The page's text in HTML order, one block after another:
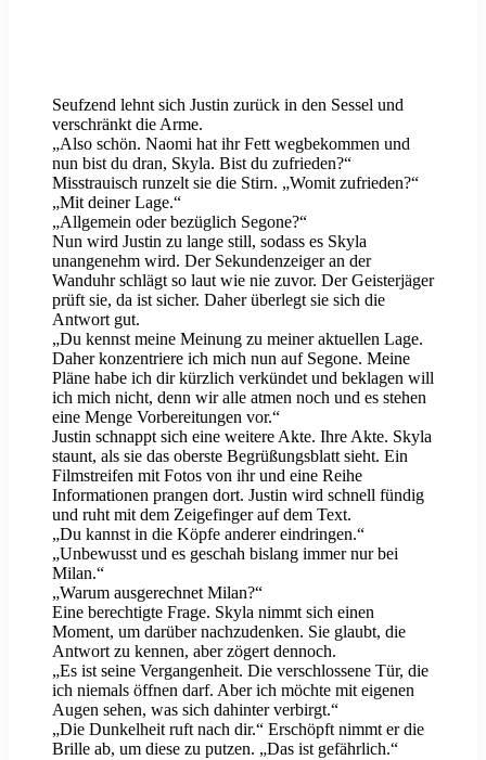
Seufzend lehnt sich Justin zurück in den Sessel und
verschränkt die Arme.
„Also schön. Naomi hat ihr Fett wegbekommen und
nun bist du dran, Skyla. Bist du zufrieden?“
Misstrauisch runzelt sie die Stirn. „Womit zufrieden?“
„Mit deiner Lage.“
„Allgemein oder bezüglich Segone?“
Nun wird Justin zu lange still, sodass es Skyla
unangenehm wird. Der Sekundenzeiger an der
Wanduhr schlägt so laut wie nie zuvor. Der Geisterjäger
prüft sie, da ist sicher. Daher überlegt sie sich die
Antwort gut.
„Du kennst meine Meinung zu meiner aktuellen Lage.
Daher konzentriere ich mich nun auf Segone. Meine
Pläne habe ich dir kürzlich verkündet und beklagen will
ich mich nicht, denn wir alle atmen noch und es stehen
eine Menge Vorbereitungen vor.“
Justin schnappt sich eine weitere Akte. Ihre Akte. Skyla
staunt, als sie das oberste Begrüßungsblatt sieht. Ein
Filmstreifen mit Fotos von ihr und eine Reihe
Informationen prangen dort. Justin wird schnell fündig
und ruht mit dem Zeigefinger auf dem Text.
„Du kannst in die Köpfe anderer eindringen.“
„Unbewusst und es geschah bislang immer nur bei
Milan.“
„Warum ausgerechnet Milan?“
Eine berechtigte Frage. Skyla nimmt sich einen
Moment, um darüber nachzudenken. Sie glaubt, die
Antwort zu kennen, aber zögert dennoch.
„Es ist seine Vergangenheit. Die verschlossene Tür, die
ich niemals öffnen darf. Aber ich möchte mit eigenen
Augen sehen, was sich dahinter verbirgt.“
„Die Dunkelheit ruft nach dir.“ Erschöpft nimmt er die
Brille ab, um diese zu putzen. „Das ist gefährlich.“